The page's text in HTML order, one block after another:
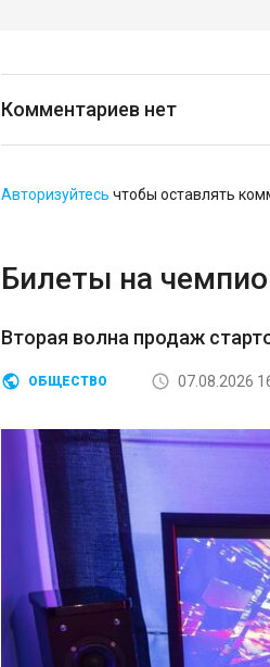
Комментариев нет
Авторизуйтесь чтобы оставлять
Билеты на
Вторая волна продаж
ОБЩЕСТВО 07.08.2026